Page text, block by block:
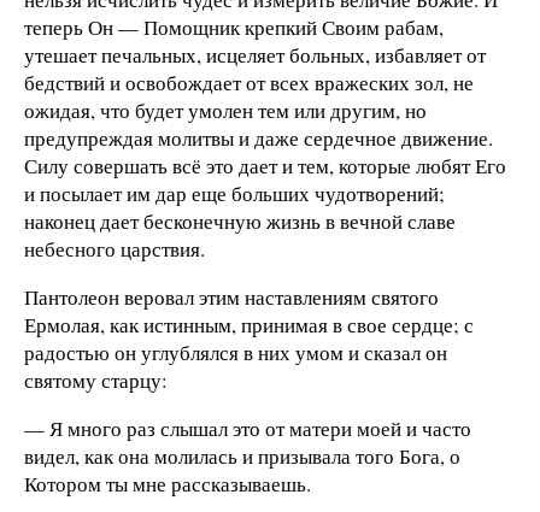
теперь Он — Помощник крепкий Своим рабам,
утешает печальных, исцеляет больных, избавляет от
бедствий и освобождает от всех вражеских зол, не
ожидая, что будет умолен тем или другим, но
предупреждая молитвы и даже сердечное движение.
Силу совершать всё это дает и тем, которые любят Его
и посылает им дар еще больших чудотворений;
наконец дает бесконечную жизнь в вечной славе
небесного царствия.
Пантолеон веровал этим наставлениям святого
Ермолая, как истинным, принимая в свое сердце; с
радостью он углублялся в них умом и сказал он
святому старцу:
— Я много раз слышал это от матери моей и часто
видел, как она молилась и призывала того Бога, о
Котором ты мне рассказываешь.